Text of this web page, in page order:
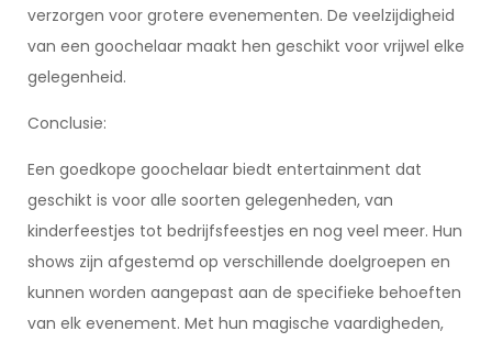
verzorgen voor grotere evenementen. De veelzijdigheid
van een goochelaar maakt hen geschikt voor vrijwel elke
gelegenheid.
Conclusie:
Een goedkope goochelaar biedt entertainment dat
geschikt is voor alle soorten gelegenheden, van
kinderfeestjes tot bedrijfsfeestjes en nog veel meer. Hun
shows zijn afgestemd op verschillende doelgroepen en
kunnen worden aangepast aan de specifieke behoeften
van elk evenement. Met hun magische vaardigheden,